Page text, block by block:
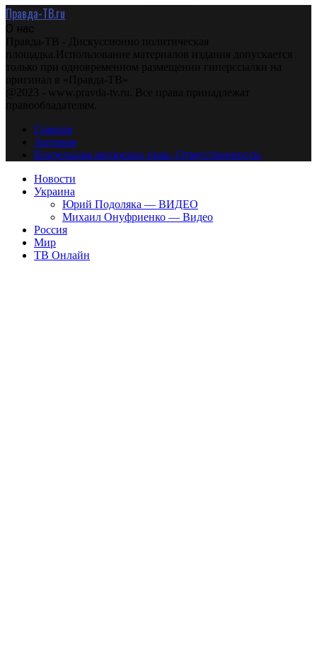
Правда-ТВ.ru
О нас
Правда-ТВ - Дискуссионно политическая
площадка.Использование материалов издания допускается
только при одновременном размещении гиперссылки на
оригинал в «Правда-ТВ»
@2023 - www.pravda-tv.ru. Все права принадлежат
правообладателям.
Главная
Авторам
Владельцам авторских прав. Ответственности.
Новости
Украина
Юрий Подоляка — ВИДЕО
Михаил Онуфриенко — Видео
Россия
Мир
ТВ Онлайн